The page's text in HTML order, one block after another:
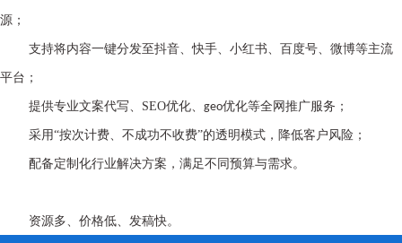
源；
支持将内容一键分发至抖音、快手、小红书、百度号、微博等主流
平台；
提供专业文案代写、 SEO优化、 geo优化等全网推广服务；
采用“按次计费、不成功不收费”的透明模式，降低客户风险；
配备定制化行业解决方案，满足不同预算与需求。
资源多、价格低、发稿快。